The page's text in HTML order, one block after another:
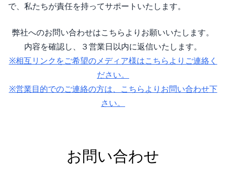
で、私たちが責任を持ってサポートいたします。
弊社へのお問い合わせはこちらよりお願いいたします。
内容を確認し、３営業日以内に返信いたします。
※相互リンクをご希望のメディア様はこちらよりご連絡く
ださい。
※営業目的でのご連絡の方は、こちらよりお問い合わせ下
さい。